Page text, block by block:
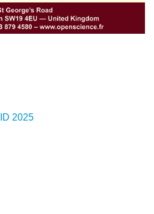
2025